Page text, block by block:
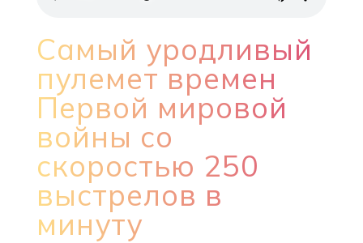
Самый уродливый
пулемет времен
Первой мировой
войны со
скоростью 250
выстрелов в
минуту